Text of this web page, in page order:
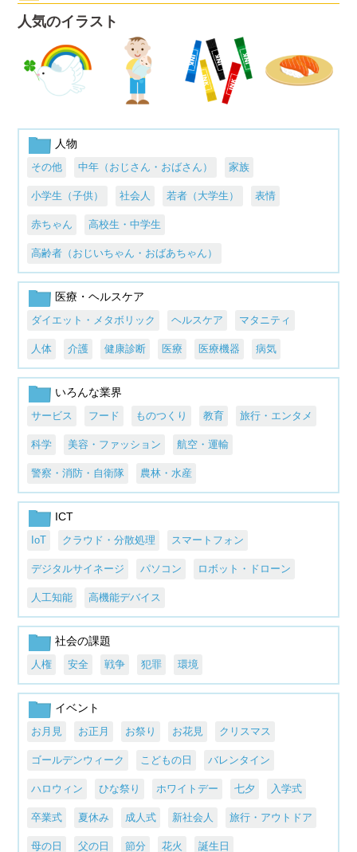
人気のイラスト
人物
その他 中年（おじさん・おばさん） 家族
小学生（子供） 社会人 若者（大学生） 表情
赤ちゃん 高校生・中学生
高齢者（おじいちゃん・おばあちゃん）
医療・ヘルスケア
ダイエット・メタボリック ヘルスケア マタニティ
人体 介護 健康診断 医療 医療機器 病気
いろんな業界
サービス フード ものつくり 教育 旅行・エンタメ
科学 美容・ファッション 航空・運輸
警察・消防・自衛隊 農林・水産
ICT
IoT クラウド・分散処理 スマートフォン
デジタルサイネージ パソコン ロボット・ドローン
人工知能 高機能デバイス
社会の課題
人権 安全 戦争 犯罪 環境
イベント
お月見 お正月 お祭り お花見 クリスマス
ゴールデンウィーク こどもの日 バレンタイン
ハロウィン ひな祭り ホワイトデー 七夕 入学式
卒業式 夏休み 成人式 新社会人 旅行・アウトドア
母の日 父の日 節分 花火 誕生日